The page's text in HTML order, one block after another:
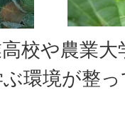
校や農業
環境が整